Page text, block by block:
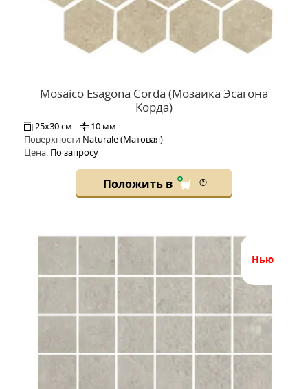
Mosaico Esagona Corda (Мозаика Эсагона
Корда)
25x30 см:
10 мм
Поверхности Naturale (Матовая)
Цена: По запросу
Положить в
нью